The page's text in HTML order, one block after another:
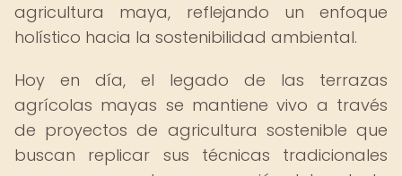
agricultura maya, reflejando un enfoque
holístico hacia la sostenibilidad ambiental.
Hoy en día, el legado de las terrazas
agrícolas mayas se mantiene vivo a través
de proyectos de agricultura sostenible que
buscan replicar sus técnicas tradicionales